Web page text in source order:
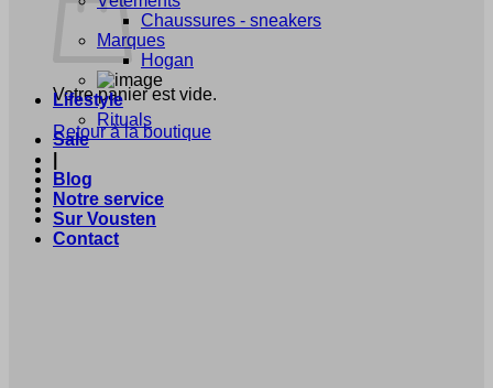
Votre panier est vide.
Retour à la boutique
Chaussures - sneakers
Marques
Hogan
Lifestyle
Rituals
Sale
Blog
Notre service
Sur Vousten
Contact